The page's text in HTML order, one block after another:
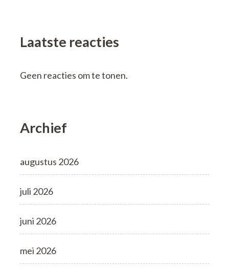
Laatste reacties
Geen reacties om te tonen.
Archief
augustus 2026
juli 2026
juni 2026
mei 2026